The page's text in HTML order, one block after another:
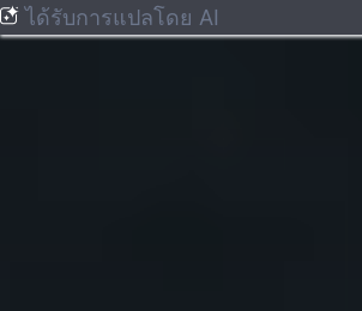
ได้รับการแปลโดย AI